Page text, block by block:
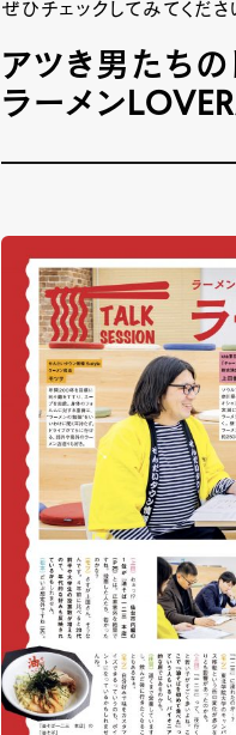
ぜひチェックしてみてくださ
アツき男たちの
ラーメン